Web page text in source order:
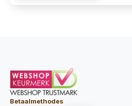
Betaalmethodes